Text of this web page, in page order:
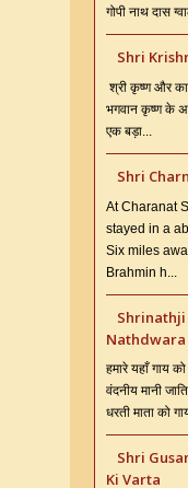
गोपी नाथ दास
Shri
श्री कृष्ण और
भगवान कृष्ण के
एक बड़ा...
Shri
At Charanat
stayed in a
Six miles
Brahmin h...
Shrinathji
Nathdwara
हमारे यहाँ गाय
वंदनीय मानी
धरती माता को
Shri
Ki Varta